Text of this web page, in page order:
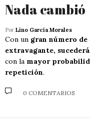
Nada cambió
Por Lino García Morales
Con un gran número
extravagante, sucederá
con la mayor
repetición.
0 COMENTARIOS